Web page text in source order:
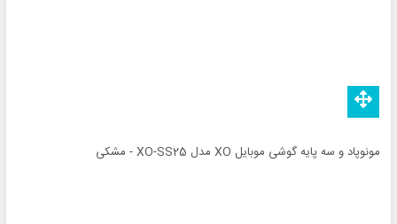
مونوپاد و سه پایه گوشی موبایل XO مدل XO-SS25 - مشکی